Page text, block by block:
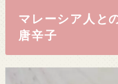
マレーシア人と
唐辛子